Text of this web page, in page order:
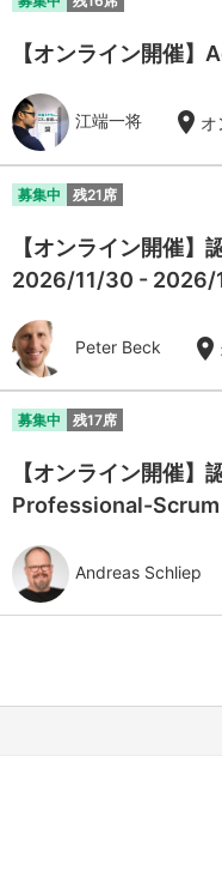
【オンライン開催
江端一将 location_on オ
募集中 残21席
【オンライン開催
2026/11/30 - 2026/
Peter Beck location_on
募集中 残17席
【オンライン開催
Professional-
Andreas Schliep